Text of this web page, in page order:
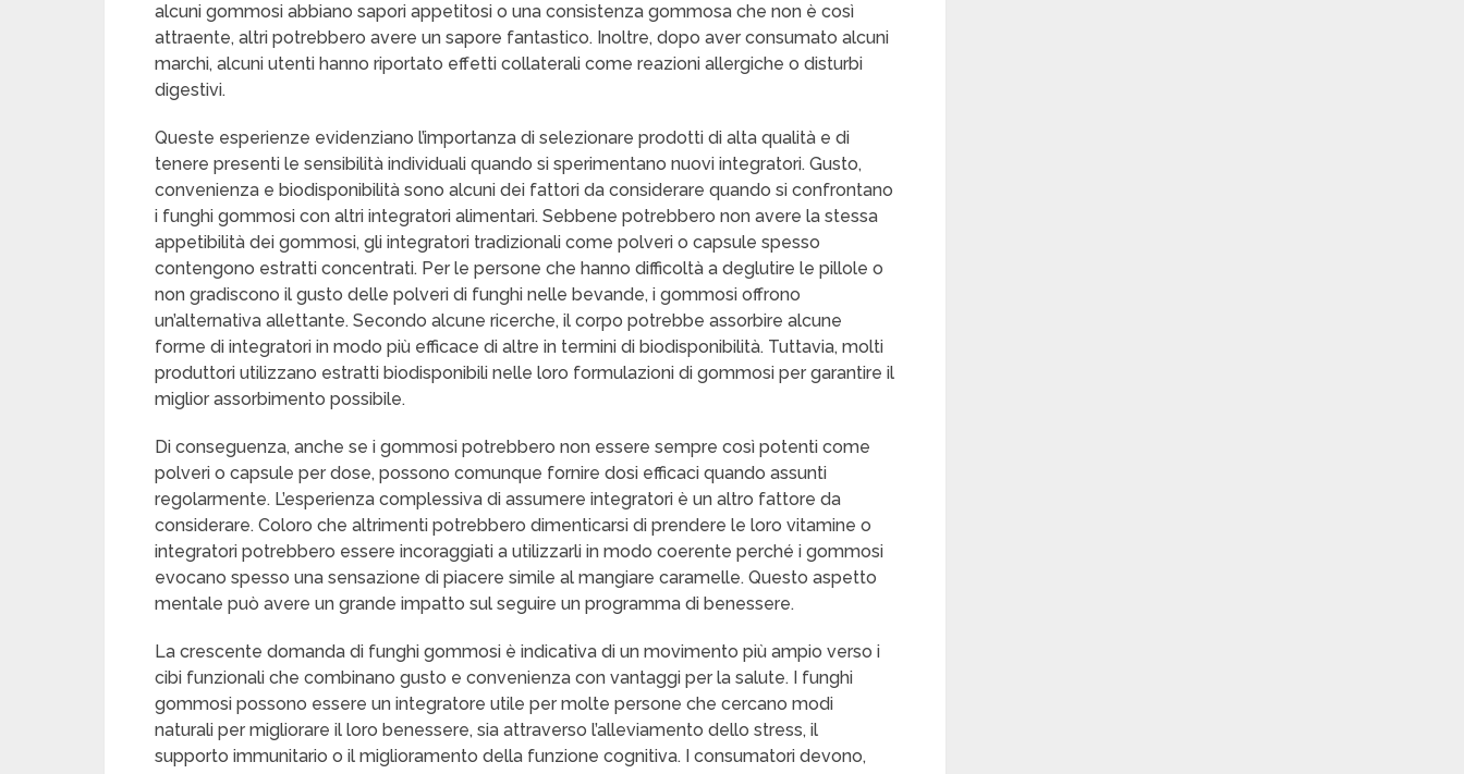
alcuni gommosi abbiano sapori appetitosi o una consistenza gommosa che non è così
attraente, altri potrebbero avere un sapore fantastico. Inoltre, dopo aver consumato alcuni
marchi, alcuni utenti hanno riportato effetti collaterali come reazioni allergiche o disturbi
digestivi.
Queste esperienze evidenziano l’importanza di selezionare prodotti di alta qualità e di
tenere presenti le sensibilità individuali quando si sperimentano nuovi integratori. Gusto,
convenienza e biodisponibilità sono alcuni dei fattori da considerare quando si confrontano
i funghi gommosi con altri integratori alimentari. Sebbene potrebbero non avere la stessa
appetibilità dei gommosi, gli integratori tradizionali come polveri o capsule spesso
contengono estratti concentrati. Per le persone che hanno difficoltà a deglutire le pillole o
non gradiscono il gusto delle polveri di funghi nelle bevande, i gommosi offrono
un’alternativa allettante. Secondo alcune ricerche, il corpo potrebbe assorbire alcune
forme di integratori in modo più efficace di altre in termini di biodisponibilità. Tuttavia, molti
produttori utilizzano estratti biodisponibili nelle loro formulazioni di gommosi per garantire il
miglior assorbimento possibile.
Di conseguenza, anche se i gommosi potrebbero non essere sempre così potenti come
polveri o capsule per dose, possono comunque fornire dosi efficaci quando assunti
regolarmente. L’esperienza complessiva di assumere integratori è un altro fattore da
considerare. Coloro che altrimenti potrebbero dimenticarsi di prendere le loro vitamine o
integratori potrebbero essere incoraggiati a utilizzarli in modo coerente perché i gommosi
evocano spesso una sensazione di piacere simile al mangiare caramelle. Questo aspetto
mentale può avere un grande impatto sul seguire un programma di benessere.
La crescente domanda di funghi gommosi è indicativa di un movimento più ampio verso i
cibi funzionali che combinano gusto e convenienza con vantaggi per la salute. I funghi
gommosi possono essere un integratore utile per molte persone che cercano modi
naturali per migliorare il loro benessere, sia attraverso l’alleviamento dello stress, il
supporto immunitario o il miglioramento della funzione cognitiva. I consumatori devono,